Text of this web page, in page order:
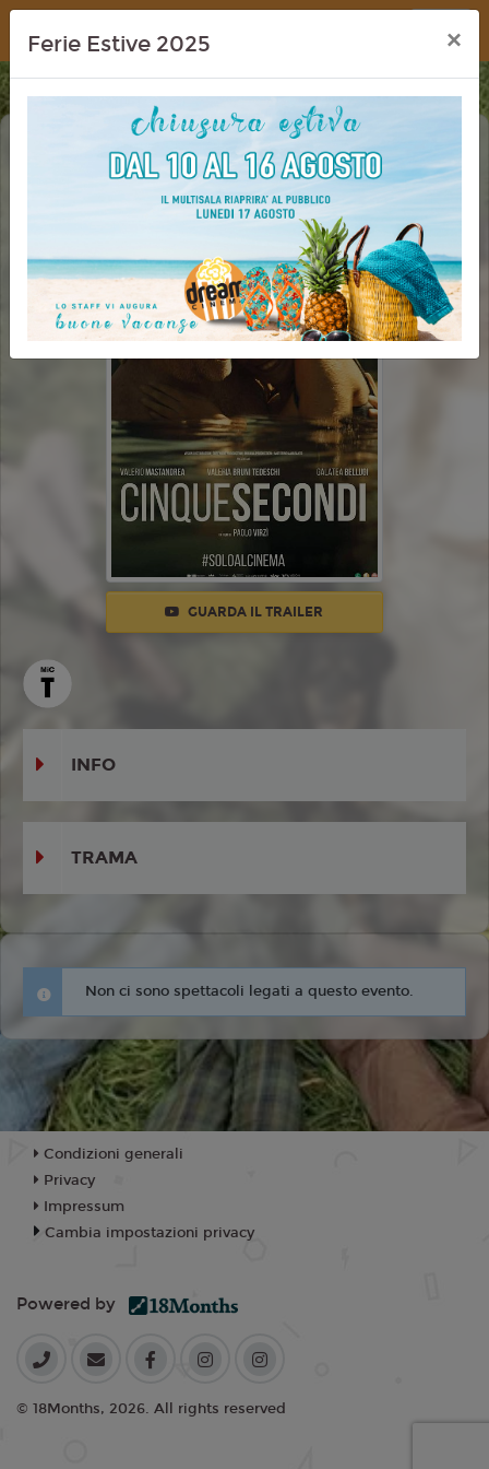
Dream Cinema
CINQUE SECONDI
GUARDA IL TRAILER
INFO
TRAMA
Non ci sono spettacoli legati a questo evento.
Ferie Estive 2025 ×
Condizioni generali
Privacy
Impressum
Cambia impostazioni privacy
Powered by
© 18Months, 2026. All rights reserved